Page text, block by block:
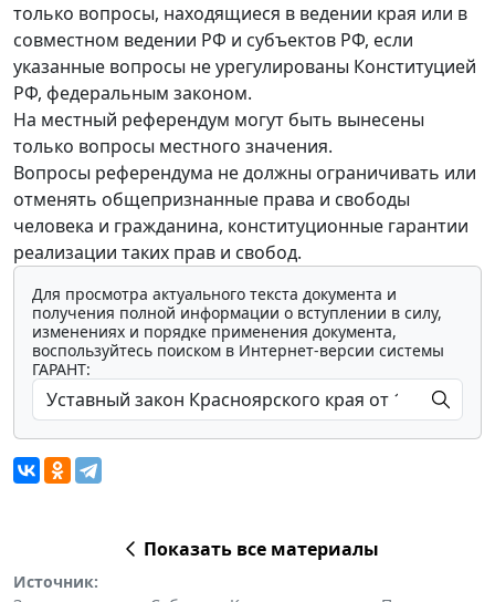
только вопросы, находящиеся в ведении края или в
совместном ведении РФ и субъектов РФ, если
указанные вопросы не урегулированы Конституцией
РФ, федеральным законом.
На местный референдум могут быть вынесены
только вопросы местного значения.
Вопросы референдума не должны ограничивать или
отменять общепризнанные права и свободы
человека и гражданина, конституционные гарантии
реализации таких прав и свобод.
Для просмотра актуального текста документа и
получения полной информации о вступлении в силу,
изменениях и порядке применения документа,
воспользуйтесь поиском в Интернет-версии системы
ГАРАНТ:
Показать все материалы
Источник: